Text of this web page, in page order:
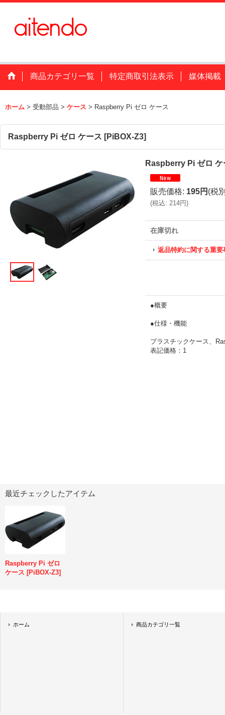
商品カテゴリ一覧 特定商取引法表示 媒体掲載
ホーム > 受動部品 > ケース > Raspberry Pi ゼロ ケース
Raspberry Pi ゼロ ケース [PiBOX-Z3]
Raspberry Pi ゼロ ケ
販売価格: 195円 (税
(税込: 214円)
在庫切れ
返品特約に関する重要
●概要
●仕様・機能
プラスチックケース、
表記価格：1
最近チェックしたアイテム
Raspberry Pi ゼロ
ケース [PiBOX-Z3]
ホーム 商品カテゴリ一覧